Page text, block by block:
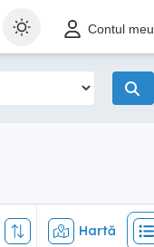
Contul meu
Hartă
Hartă